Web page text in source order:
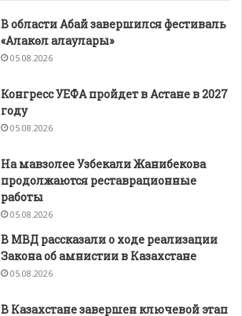
В области Абай завершился фестиваль
«Алакөл алаулары»
05.08.2026
Конгресс УЕФА пройдет в Астане в 2027
году
05.08.2026
На мавзолее Узбекали Жанибекова
продолжаются реставрационные
работы
05.08.2026
В МВД рассказали о ходе реализации
Закона об амнистии в Казахстане
05.08.2026
В Казахстане завершен ключевой этап